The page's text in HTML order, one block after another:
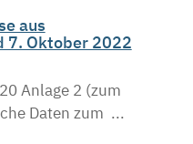
aus
7. Oktober 2022
Anlage 2 (zum
Daten zum ...